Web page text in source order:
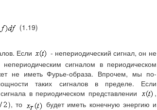
(1.19)
Если
- непериодический сигнал, он не
сигналом в периодическом
не иметь Фурье-образа. Впрочем, мы по-
таких сигналов в пределе. Если
в периодическом представлении
,
), то
будет иметь конечную энергию и